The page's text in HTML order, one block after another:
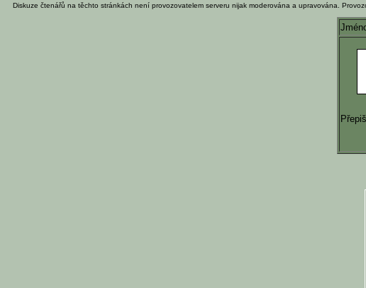
Diskuze čtenářů na těchto stránkách není provozovatelem serveru nijak moderována a upravována.